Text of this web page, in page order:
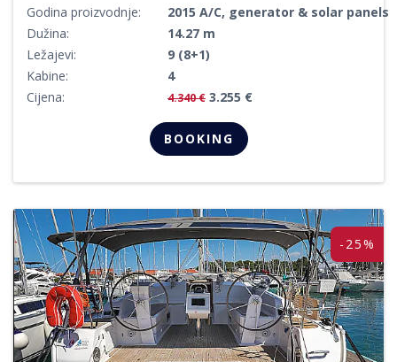
Godina proizvodnje:
2015 A/C, generator & solar panels
Dužina:
14.27 m
Ležajevi:
9 (8+1)
Kabine:
4
Cijena:
4.340 € 3.255 €
BOOKING
-25%